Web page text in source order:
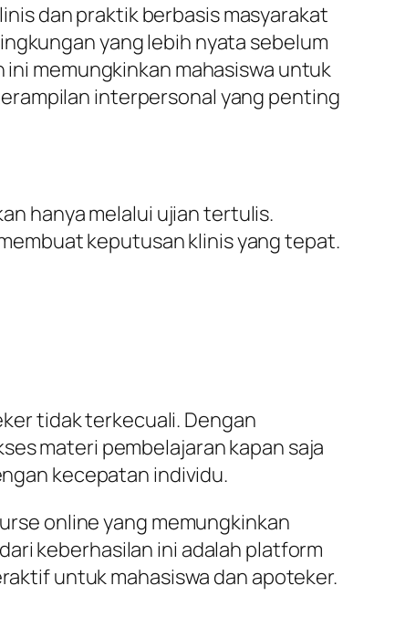
dan praktik berbasis masyarakat
yang lebih nyata sebelum
memungkinkan mahasiswa untuk
interpersonal yang penting
hanya melalui ujian tertulis.
keputusan klinis yang tepat.
tidak terkecuali. Dengan
materi pembelajaran kapan saja
kecepatan individu.
online yang memungkinkan
keberhasilan ini adalah platform
untuk mahasiswa dan apoteker.